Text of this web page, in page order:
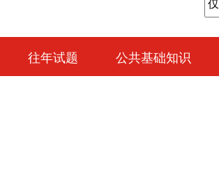
往年试题 公共基础知识